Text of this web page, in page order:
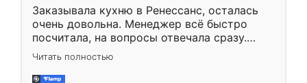
Заказывала кухню в Ренессанс, осталась
очень довольна. Менеджер всё быстро
посчитала, на вопросы отвечала сразу.
Замерщик приехал в субботу, подошёл к
делу со всей ответственностью. Собрали
за день, ребята работали аккуратно, даже
Читать полностью